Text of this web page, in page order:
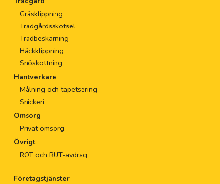
Gräsklippning
Trädgårdsskötsel
Trädbeskärning
Häckklippning
Snöskottning
Hantverkare
Målning och tapetsering
Snickeri
Omsorg
Privat omsorg
Övrigt
ROT och RUT-avdrag
Företagstjänster